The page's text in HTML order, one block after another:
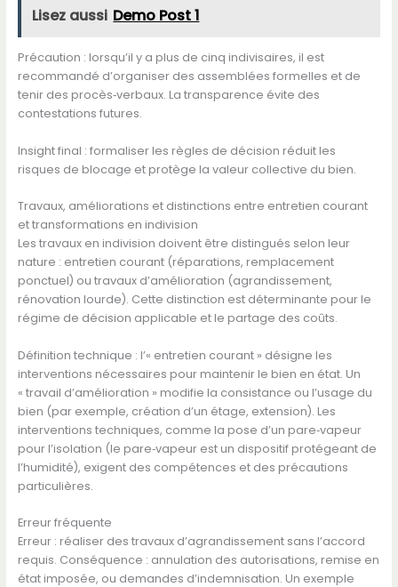
Lisez aussi Demo Post 1
Précaution : lorsqu’il y a plus de cinq indivisaires, il est
recommandé d’organiser des assemblées formelles et de
tenir des procès‑verbaux. La transparence évite des
contestations futures.
Insight final : formaliser les règles de décision réduit les
risques de blocage et protège la valeur collective du bien.
Travaux, améliorations et distinctions entre entretien courant
et transformations en indivision
Les travaux en indivision doivent être distingués selon leur
nature : entretien courant (réparations, remplacement
ponctuel) ou travaux d’amélioration (agrandissement,
rénovation lourde). Cette distinction est déterminante pour le
régime de décision applicable et le partage des coûts.
Définition technique : l’« entretien courant » désigne les
interventions nécessaires pour maintenir le bien en état. Un
« travail d’amélioration » modifie la consistance ou l’usage du
bien (par exemple, création d’un étage, extension). Les
interventions techniques, comme la pose d’un pare‑vapeur
pour l’isolation (le pare‑vapeur est un dispositif protégeant de
l’humidité), exigent des compétences et des précautions
particulières.
Erreur fréquente
Erreur : réaliser des travaux d’agrandissement sans l’accord
requis. Conséquence : annulation des autorisations, remise en
état imposée, ou demandes d’indemnisation. Un exemple